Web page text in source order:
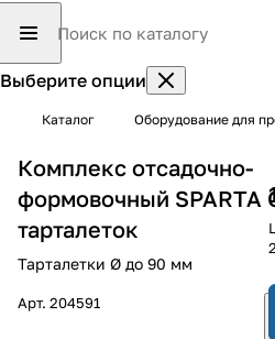
Выберите опции
Каталог Оборудование для
Комплекс отсадочно-
формовочный SPARTA
тарталеток
Тарталетки Ø до 90 мм
Арт. 204591